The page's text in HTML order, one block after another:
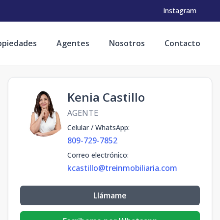
Instagram
Agentes Nosotros Contacto
Kenia Castillo
AGENTE
Celular / WhatsApp:
809-729-7852
Correo electrónico:
kcastillo@treinmobiliaria.com
Llámame